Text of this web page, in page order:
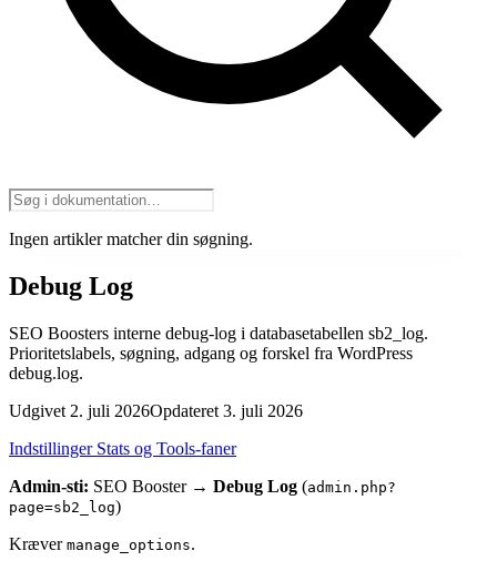
Ingen artikler matcher din søgning.
Debug Log
SEO Boosters interne debug-log i databasetabellen sb2_log.
Prioritetslabels, søgning, adgang og forskel fra WordPress
debug.log.
Udgivet 2. juli 2026Opdateret 3. juli 2026
Indstillinger Stats og Tools-faner
Admin-sti: SEO Booster → Debug Log (admin.php?
page=sb2_log)
Kræver manage_options.